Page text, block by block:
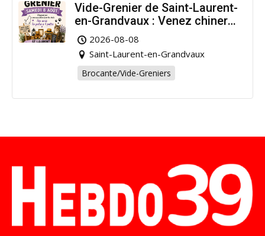
Vide-Grenier de Saint-Laurent-
en-Grandvaux : Venez chiner
pour la bonne cause !
2026-08-08
Saint-Laurent-en-Grandvaux
Brocante/Vide-Greniers